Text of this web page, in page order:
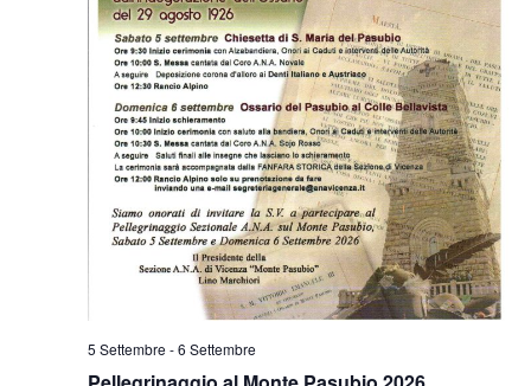
5 Settembre -6 Settembre